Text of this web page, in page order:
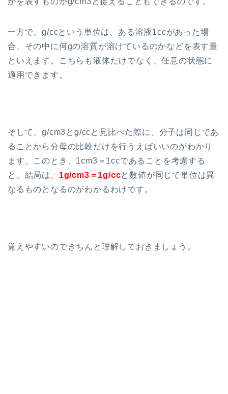
一方で、g/ccという単位は、ある溶液1ccがあった場
合、その中に何gの溶質が溶けているのかなどを表す量
といえます。こちらも液体だけでなく、任意の状態に
適用できます。
そして、g/cm3とg/ccと見比べた際に、分子は同じであ
ることから分母の比較だけを行うえばいいのがわかり
ます。このとき、1cm3＝1ccであることを考慮する
と、結局は、 1g/cm3＝1g/ccと数値が同じで単位は異
なるものとなるのがわかるわけです。
覚えやすいのできちんと理解しておきましょう。